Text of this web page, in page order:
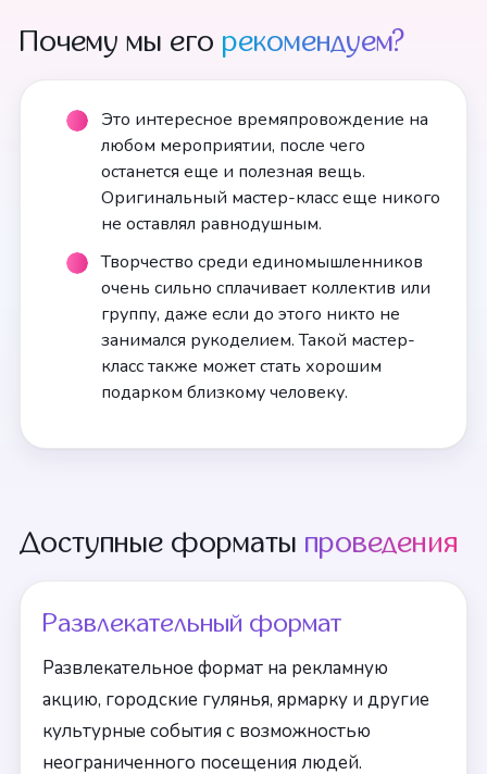
Почему мы его рекомендуем?
Это интересное времяпровождение на
любом мероприятии, после чего
останется еще и полезная вещь.
Оригинальный мастер-класс еще никого
не оставлял равнодушным.
Творчество среди единомышленников
очень сильно сплачивает коллектив или
группу, даже если до этого никто не
занимался рукоделием. Такой мастер-
класс также может стать хорошим
подарком близкому человеку.
Доступные форматы проведения
Развлекательный формат
Развлекательное формат на рекламную
акцию, городские гулянья, ярмарку и другие
культурные события с возможностью
неограниченного посещения людей.